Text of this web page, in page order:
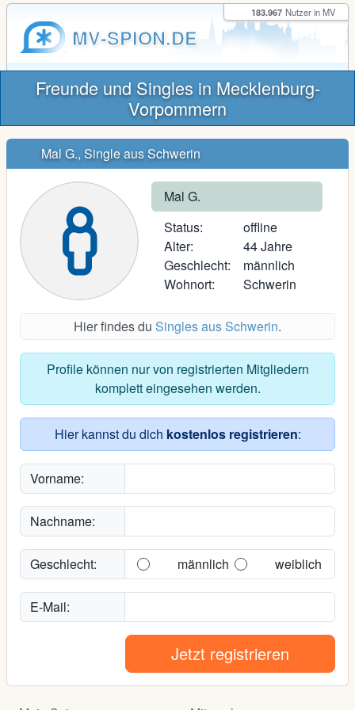
MV-SPION.DE
183.967 Nutzer in MV
Freunde und Singles in Mecklenburg-
Vorpommern
Mal G., Single aus Schwerin
Mal G.
Status:
offline
Alter:
44 Jahre
Geschlecht:
männlich
Wohnort:
Schwerin
Hier findes du Singles aus Schwerin.
Profile können nur von registrierten Mitgliedern
komplett eingesehen werden.
Hier kannst du dich kostenlos registrieren:
Vorname:
Nachname:
Geschlecht: männlich weiblich
E-Mail:
Jetzt registrieren